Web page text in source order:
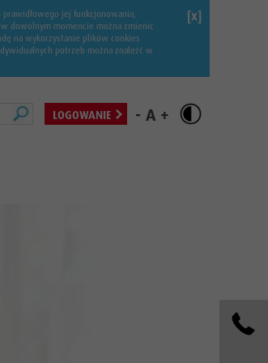
jej funkcjonowania,
dowolnym momencie można zmienić
na wykorzystanie plików cookies
potrzeb można znaleźć w
[x]
+
A
-
LOGOWANIE